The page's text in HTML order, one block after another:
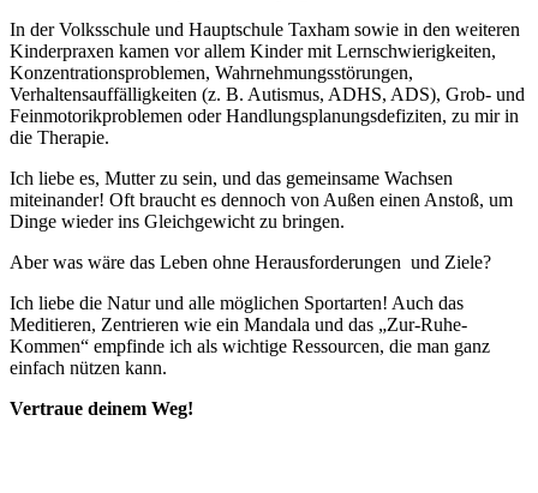
In der Volksschule und Hauptschule Taxham sowie in den weiteren
Kinderpraxen kamen vor allem Kinder mit Lernschwierigkeiten,
Konzentrationsproblemen, Wahrnehmungsstörungen,
Verhaltensauffälligkeiten (z. B. Autismus, ADHS, ADS), Grob- und
Feinmotorikproblemen oder Handlungsplanungsdefiziten, zu mir in
die Therapie.
Ich liebe es, Mutter zu sein, und das gemeinsame Wachsen
miteinander! Oft braucht es dennoch von Außen einen Anstoß, um
Dinge wieder ins Gleichgewicht zu bringen.
Aber was wäre das Leben ohne Herausforderungen und Ziele?
Ich liebe die Natur und alle möglichen Sportarten! Auch das
Meditieren, Zentrieren wie ein Mandala und das „Zur-Ruhe-
Kommen“ empfinde ich als wichtige Ressourcen, die man ganz
einfach nützen kann.
Vertraue deinem Weg!